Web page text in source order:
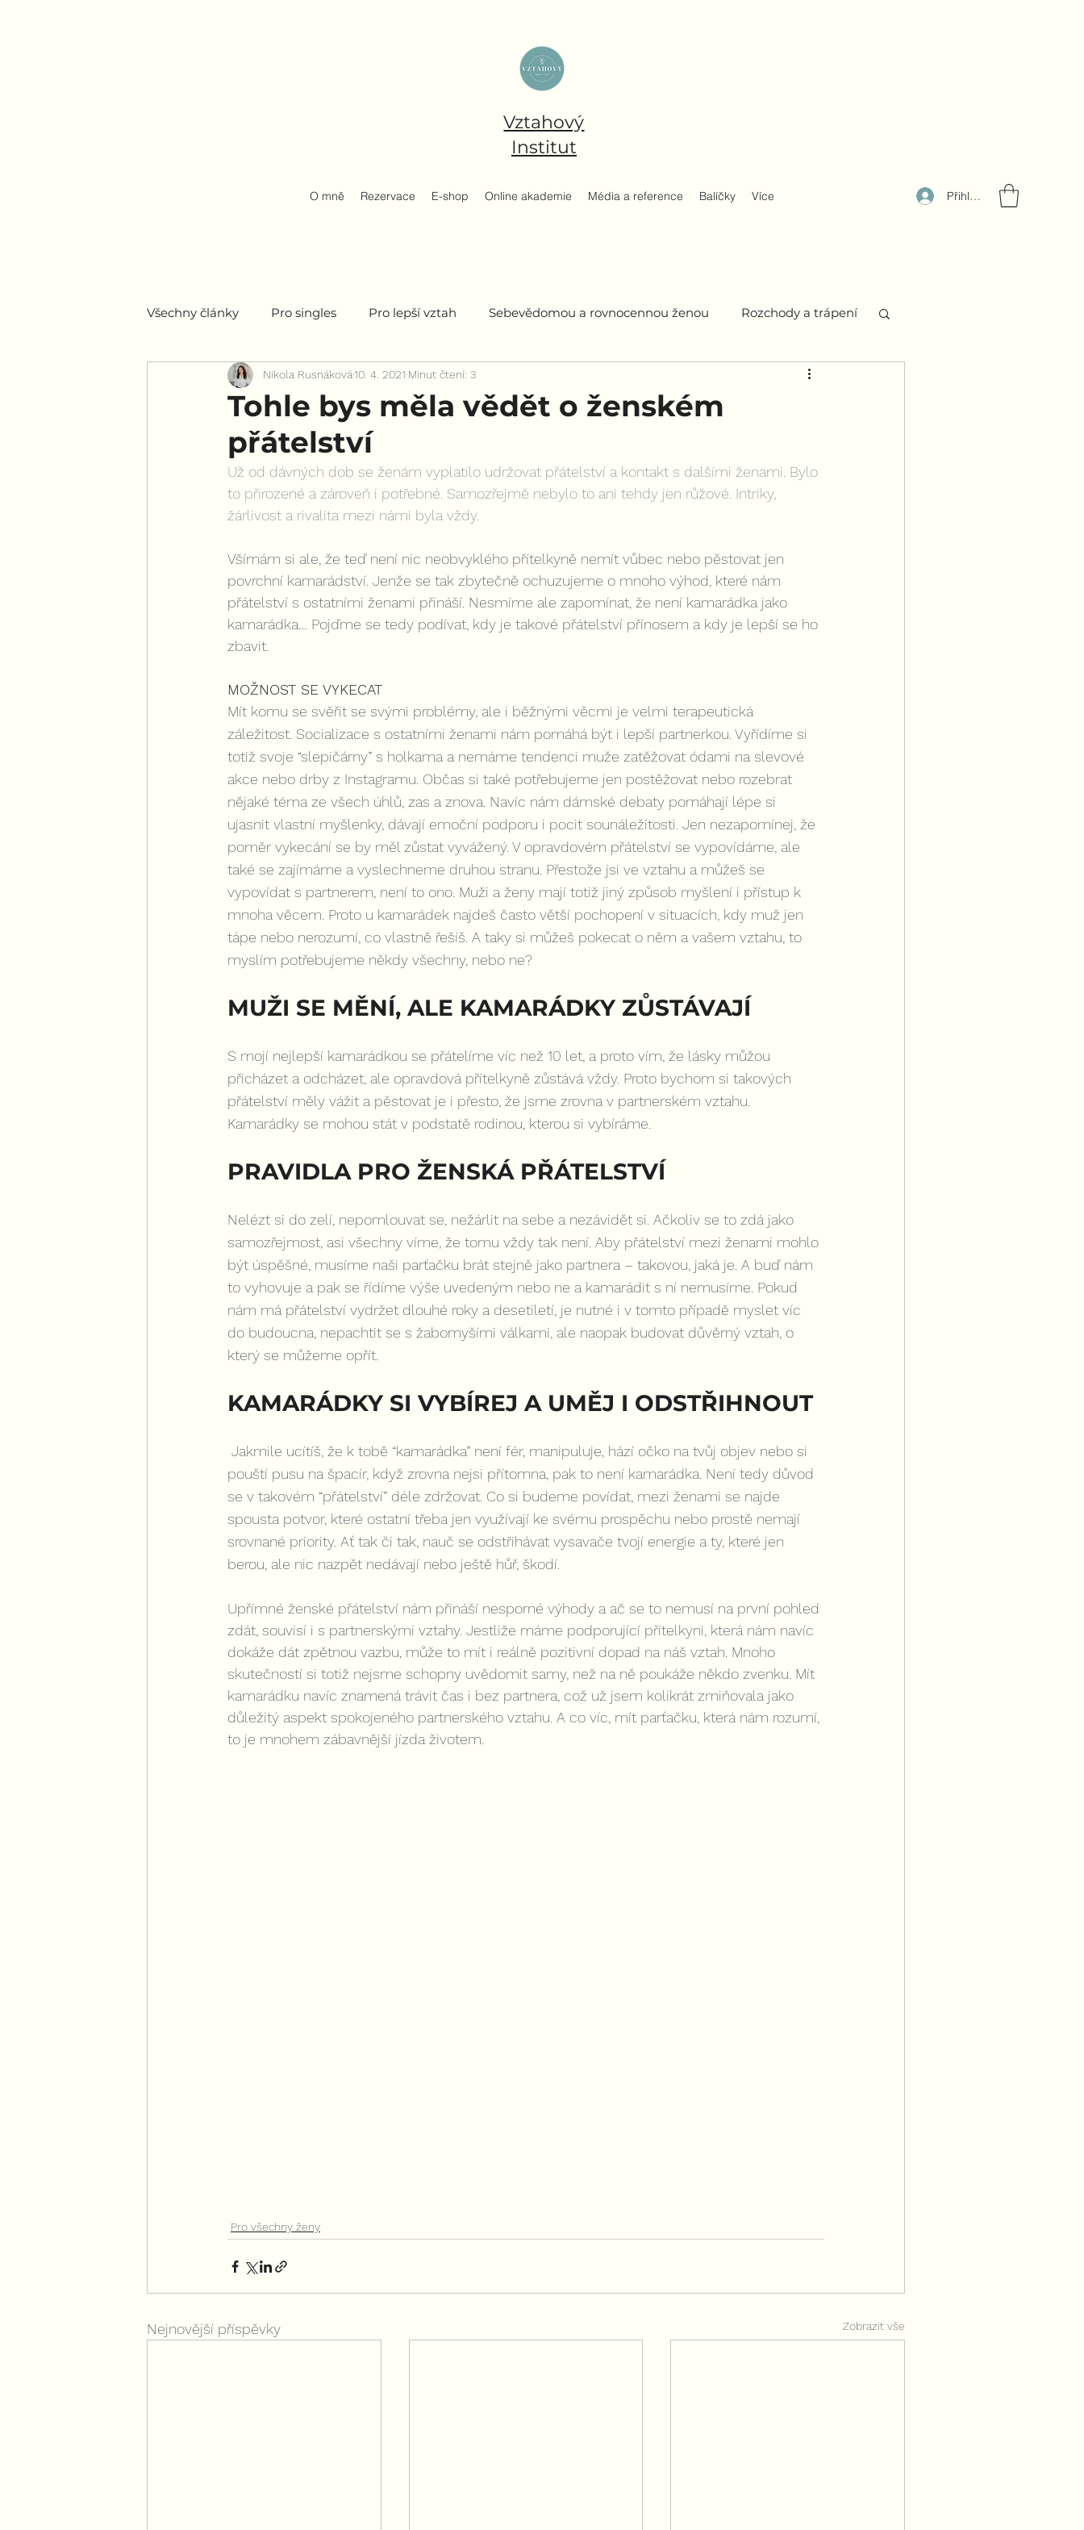
Vztahový
Institut
O mně Rezervace E-shop Online akademie Média a reference Balíčky Více Přihlásit se
Všechny články Pro singles Pro lepší vztah Sebevědomou a rovnocennou ženou Rozchody a trápení
Pro všechny ženy
Tohle bys měla vědět o ženském
přátelství
Nikola Rusnáková10. 4. 2021 Minut čtení: 3
Už od dávných dob se ženám vyplatilo udržovat přátelství a kontakt s dalšími ženami. Bylo
to přirozené a zároveň i potřebné. Samozřejmě nebylo to ani tehdy jen růžové. Intriky,
žárlivost a rivalita mezi námi byla vždy.
Všímám si ale, že teď není nic neobvyklého přítelkyně nemít vůbec nebo pěstovat jen
povrchní kamarádství. Jenže se tak zbytečně ochuzujeme o mnoho výhod, které nám
přátelství s ostatními ženami přináší. Nesmíme ale zapomínat, že není kamarádka jako
kamarádka… Pojďme se tedy podívat, kdy je takové přátelství přínosem a kdy je lepší se ho
zbavit.
MOŽNOST SE VYKECAT
Mít komu se svěřit se svými problémy, ale i běžnými věcmi je velmi terapeutická
záležitost. Socializace s ostatními ženami nám pomáhá být i lepší partnerkou. Vyřídíme si
totiž svoje “slepičárny” s holkama a nemáme tendenci muže zatěžovat ódami na slevové
akce nebo drby z Instagramu. Občas si také potřebujeme jen postěžovat nebo rozebrat
nějaké téma ze všech úhlů, zas a znova. Navíc nám dámské debaty pomáhají lépe si
ujasnit vlastní myšlenky, dávají emoční podporu i pocit sounáležitosti. Jen nezapomínej, že
poměr vykecání se by měl zůstat vyvážený. V opravdovém přátelství se vypovídáme, ale
také se zajímáme a vyslechneme druhou stranu. Přestože jsi ve vztahu a můžeš se
vypovídat s partnerem, není to ono. Muži a ženy mají totiž jiný způsob myšlení i přístup k
mnoha věcem. Proto u kamarádek najdeš často větší pochopení v situacích, kdy muž jen
tápe nebo nerozumí, co vlastně řešíš. A taky si můžeš pokecat o něm a vašem vztahu, to
myslím potřebujeme někdy všechny, nebo ne?
MUŽI SE MĚNÍ, ALE KAMARÁDKY ZŮSTÁVAJÍ
S mojí nejlepší kamarádkou se přátelíme víc než 10 let, a proto vím, že lásky můžou
přicházet a odcházet, ale opravdová přítelkyně zůstává vždy. Proto bychom si takových
přátelství měly vážit a pěstovat je i přesto, že jsme zrovna v partnerském vztahu.
Kamarádky se mohou stát v podstatě rodinou, kterou si vybíráme.
PRAVIDLA PRO ŽENSKÁ PŘÁTELSTVÍ
Nelézt si do zelí, nepomlouvat se, nežárlit na sebe a nezávidět si. Ačkoliv se to zdá jako
samozřejmost, asi všechny víme, že tomu vždy tak není. Aby přátelství mezi ženami mohlo
být úspěšné, musíme naši parťačku brát stejně jako partnera – takovou, jaká je. A buď nám
to vyhovuje a pak se řídíme výše uvedeným nebo ne a kamarádit s ní nemusíme. Pokud
nám má přátelství vydržet dlouhé roky a desetiletí, je nutné i v tomto případě myslet víc
do budoucna, nepachtit se s žabomyšími válkami, ale naopak budovat důvěrný vztah, o
který se můžeme opřít.
KAMARÁDKY SI VYBÍREJ A UMĚJ I ODSTŘIHNOUT
pouští pusu na špacír, když zrovna nejsi přítomna, pak to není kamarádka. Není tedy důvod
se v takovém “přátelství” déle zdržovat. Co si budeme povídat, mezi ženami se najde
spousta potvor, které ostatní třeba jen využívají ke svému prospěchu nebo prostě nemají
srovnané priority. Ať tak či tak, nauč se odstřihávat vysavače tvojí energie a ty, které jen
berou, ale nic nazpět nedávají nebo ještě hůř, škodí.
Upřímné ženské přátelství nám přináší nesporné výhody a ač se to nemusí na první pohled
zdát, souvisí i s partnerskými vztahy. Jestliže máme podporující přítelkyni, která nám navíc
dokáže dát zpětnou vazbu, může to mít i reálně pozitivní dopad na náš vztah. Mnoho
skutečností si totiž nejsme schopny uvědomit samy, než na ně poukáže někdo zvenku. Mít
kamarádku navíc znamená trávit čas i bez partnera, což už jsem kolikrát zmiňovala jako
důležitý aspekt spokojeného partnerského vztahu. A co víc, mít parťačku, která nám rozumí,
to je mnohem zábavnější jízda životem.
Pro všechny ženy
Nejnovější příspěvky Zobrazit vše